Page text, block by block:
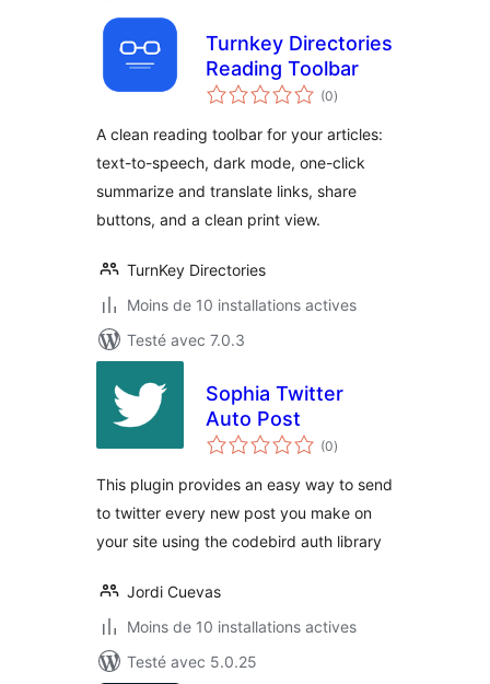
Turnkey Directories
Reading Toolbar
(0notes
en
)
A clean reading toolbar for your articles:
text-to-speech, dark mode, one-click
summarize and translate links, share
buttons, and a clean print view.
TurnKey Directories
Moins de 10 installations actives
Testé avec 7.0.3
Sophia Twitter
Auto Post
(0notes
en
)
This plugin provides an easy way to send
to twitter every new post you make on
your site using the codebird auth library
Jordi Cuevas
Moins de 10 installations actives
Testé avec 5.0.25